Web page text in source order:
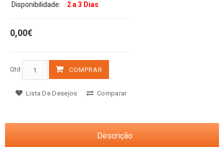
Disponibilidade:
2 a 3 Dias
0,00€
Qtd COMPRAR
Lista De Desejos Comparar
Descrição